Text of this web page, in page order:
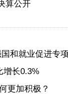
算公开
和就业促进专
增长0.3%
更加积极？